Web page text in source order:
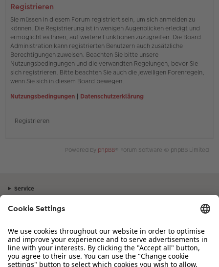
Registrieren
Sie müssen in diesem Forum registriert sein, um sich anmelden zu
können. Die Registrierung ist in wenigen Augenblicken erledigt und
ermöglicht es Ihnen, auf weitere Funktionen zuzugreifen. Die Board-
Administration kann registrierten Benutzern auch zusätzliche
Berechtigungen zuweisen. Beachten Sie bitte unsere
Nutzungsbedingungen und die verwandten Regelungen, bevor Sie
sich registrieren. Bitte beachten Sie auch die jeweiligen Forenregeln,
wenn Sie sich in diesem Board bewegen.
Nutzungsbedingungen | Datenschutzerklärung
Registrieren
Powered by phpBB® Forum Software © phpBB Limited
Service
Sortiment